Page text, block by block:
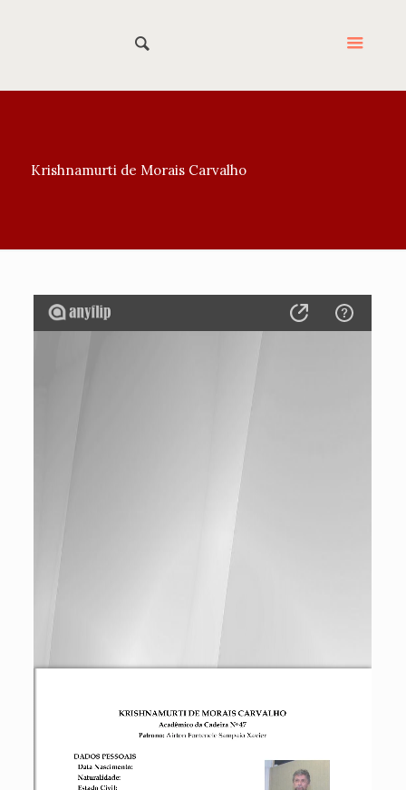
Krishnamurti de Morais Carvalho